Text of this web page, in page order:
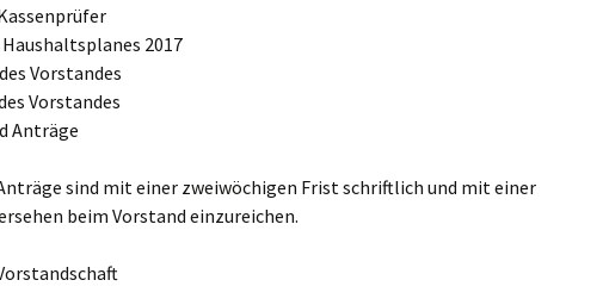
2017
Vorstandes
Vorstandes
Anträge
sind mit einer zweiwöchigen Frist schriftlich und mit einer
beim Vorstand einzureichen.